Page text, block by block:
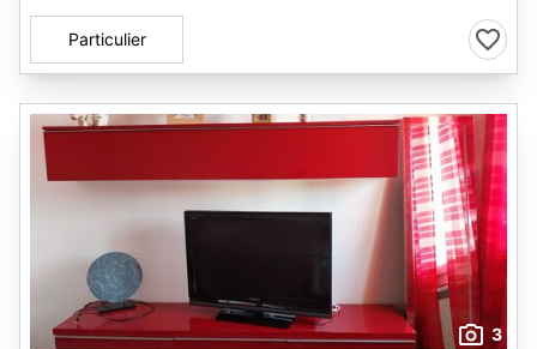
Particulier
3